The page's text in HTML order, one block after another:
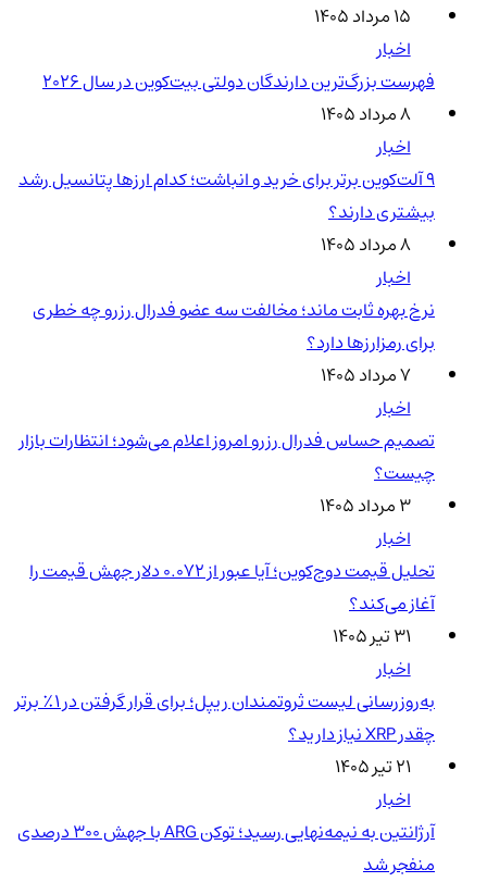
۱۵ مرداد ۱۴۰۵
اخبار
فهرست بزرگ‌ترین دارندگان دولتی بیت‌کوین در سال 2026
۸ مرداد ۱۴۰۵
اخبار
۹ آلت‌کوین برتر برای خرید و انباشت؛ کدام ارزها پتانسیل رشد
بیشتری دارند؟
۸ مرداد ۱۴۰۵
اخبار
نرخ بهره ثابت ماند؛ مخالفت سه عضو فدرال رزرو چه خطری
برای رمزارزها دارد؟
۷ مرداد ۱۴۰۵
اخبار
تصمیم حساس فدرال رزرو امروز اعلام می‌شود؛ انتظارات بازار
چیست؟
۳ مرداد ۱۴۰۵
اخبار
تحلیل قیمت دوج‌کوین؛ آیا عبور از ۰.۰۷۲ دلار جهش قیمت را
آغاز می‌کند؟
۳۱ تیر ۱۴۰۵
اخبار
به‌روزرسانی لیست ثروتمندان ریپل؛ برای قرار گرفتن در ۱٪ برتر
چقدر XRP نیاز دارید؟
۲۱ تیر ۱۴۰۵
اخبار
آرژانتین به نیمه‌نهایی رسید؛ توکن ARG با جهش ۳۰۰ درصدی
منفجر شد